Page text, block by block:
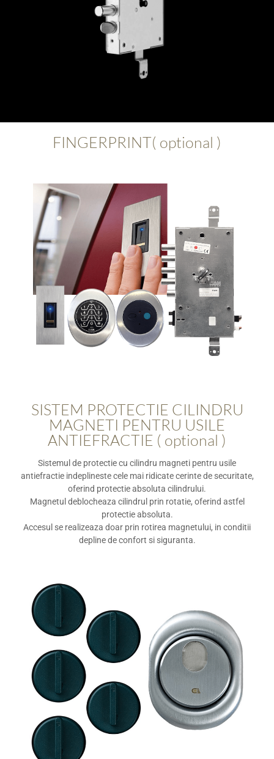
FINGERPRINT( optional )
SISTEM PROTECTIE CILINDRU
MAGNETI PENTRU USILE
ANTIEFRACTIE ( optional )
Sistemul de protectie cu cilindru magneti pentru usile
antiefractie indeplineste cele mai ridicate cerinte de securitate,
oferind protectie absoluta cilindrului.
Magnetul deblocheaza cilindrul prin rotatie, oferind astfel
protectie absoluta.
Accesul se realizeaza doar prin rotirea magnetului, in conditii
depline de confort si siguranta.